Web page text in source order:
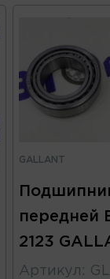
GALLANT
передней
2123
Артикул :